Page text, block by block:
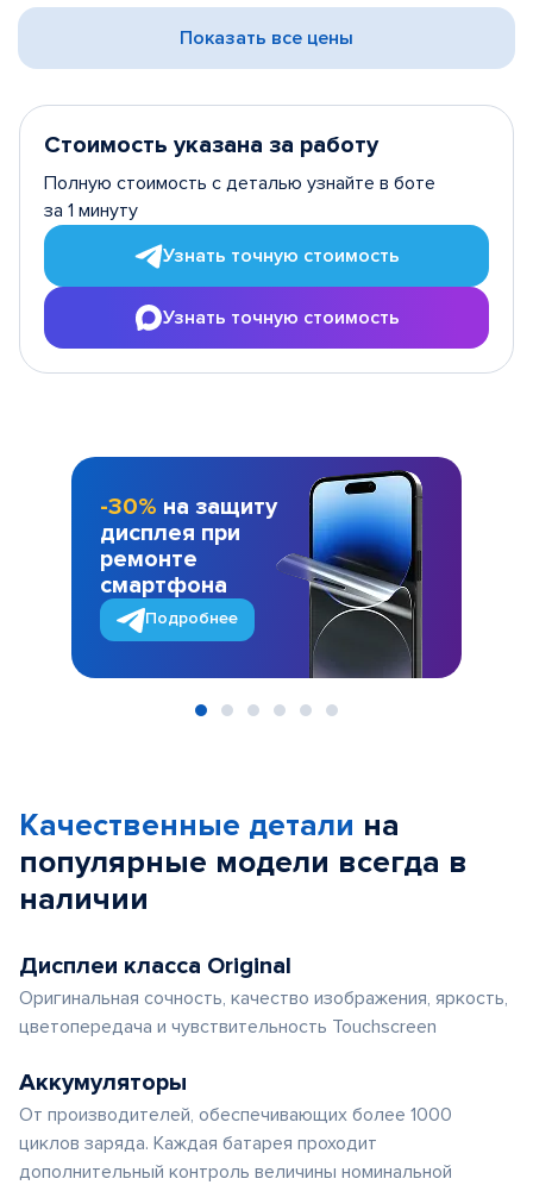
Показать все цены
Стоимость указана за работу
Полную стоимость с деталью узнайте в боте
за 1 минуту
Узнать точную стоимость
Узнать точную стоимость
-30% на защиту
дисплея при
ремонте
смартфона
Подробнее
Качественные детали на
популярные модели всегда в
наличии
Дисплеи класса Original
Оригинальная сочность, качество изображения, яркость,
цветопередача и чувствительность Touchscreen
Аккумуляторы
От производителей, обеспечивающих более 1000
циклов заряда. Каждая батарея проходит
дополнительный контроль величины номинальной